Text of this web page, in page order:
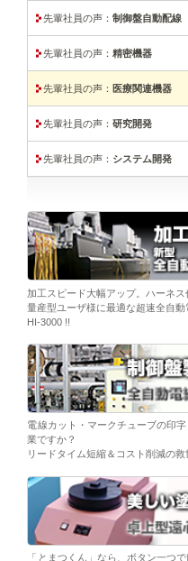
先輩社員の声： 制御盤自動配線
先輩社員の声： 精密機器
先輩社員の声： 医療関連機器
先輩社員の声： 研究開発
先輩社員の声： システム開発
ブ挿
載。
加工スピード大幅アップ。ハーネス
量産型ユーザ様に最適な超速全自動
HI-3000 !!
電線カット・マークチューブの印
業ですか？
リードタイム短縮＆コスト削減の救
「とまつくん」なら、ボタン一つ